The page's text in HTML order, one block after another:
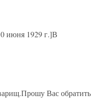
1929 г.]В
Вас обратить